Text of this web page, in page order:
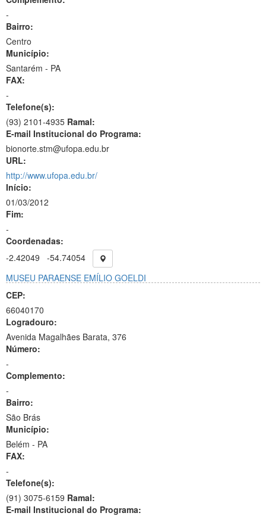
-
Bairro:
Centro
Município:
Santarém - PA
FAX:
-
Telefone(s):
(93) 2101-4935 Ramal:
E-mail Institucional do Programa:
bionorte.stm@ufopa.edu.br
URL:
http://www.ufopa.edu.br/
Início:
01/03/2012
Fim:
-
Coordenadas:
-2.42049
-54.74054
MUSEU PARAENSE EMÍLIO GOELDI
CEP:
66040170
Logradouro:
Avenida Magalhães Barata, 376
Número:
-
Complemento:
-
Bairro:
São Brás
Município:
Belém - PA
FAX:
-
Telefone(s):
(91) 3075-6159 Ramal:
E-mail Institucional do Programa: